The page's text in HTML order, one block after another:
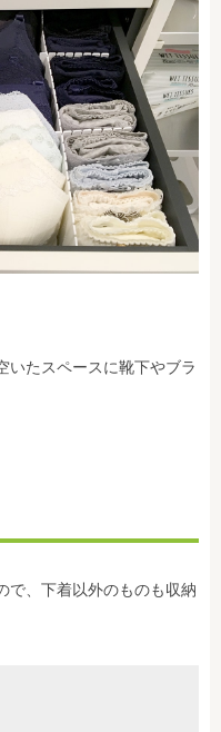
いたスペースに靴下やブラ
で、下着以外のものも収納